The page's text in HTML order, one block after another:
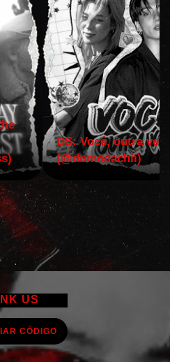
DS: Você, outra vez!
(@domodachii)
US
CÓDIGO